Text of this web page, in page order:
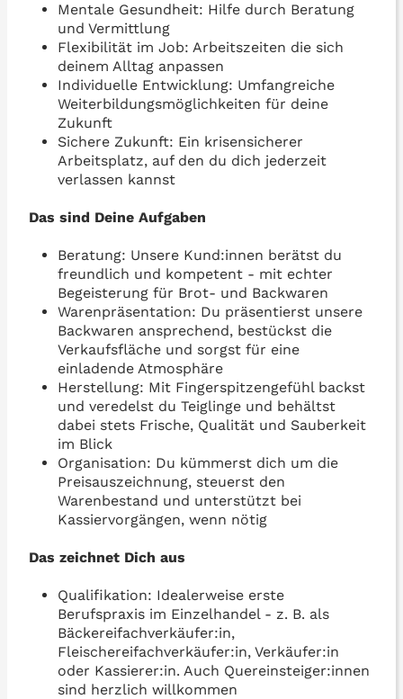
Mentale Gesundheit: Hilfe durch Beratung
und Vermittlung
Flexibilität im Job: Arbeitszeiten die sich
deinem Alltag anpassen
Individuelle Entwicklung: Umfangreiche
Weiterbildungsmöglichkeiten für deine
Zukunft
Sichere Zukunft: Ein krisensicherer
Arbeitsplatz, auf den du dich jederzeit
verlassen kannst
Das sind Deine Aufgaben
Beratung: Unsere Kund:innen berätst du
freundlich und kompetent - mit echter
Begeisterung für Brot- und Backwaren
Warenpräsentation: Du präsentierst unsere
Backwaren ansprechend, bestückst die
Verkaufsfläche und sorgst für eine
einladende Atmosphäre
Herstellung: Mit Fingerspitzengefühl backst
und veredelst du Teiglinge und behältst
dabei stets Frische, Qualität und Sauberkeit
im Blick
Organisation: Du kümmerst dich um die
Preisauszeichnung, steuerst den
Warenbestand und unterstützt bei
Kassiervorgängen, wenn nötig
Das zeichnet Dich aus
Qualifikation: Idealerweise erste
Berufspraxis im Einzelhandel - z. B. als
Bäckereifachverkäufer:in,
Fleischereifachverkäufer:in, Verkäufer:in
oder Kassierer:in. Auch Quereinsteiger:innen
sind herzlich willkommen